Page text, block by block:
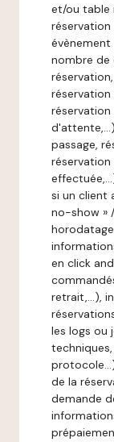
et/ou table
réservation
évènement
nombre de
réservation
passage,
si un client
no-show »
en click
retrait,…),
les logs ou
de la
demande